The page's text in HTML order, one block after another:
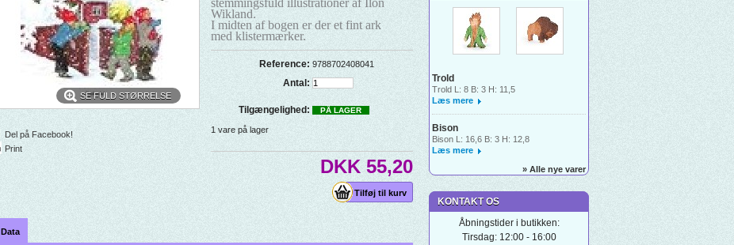
SE FULD STØRRELSE
Del på Facebook!
Print
stemmingsfuld illustrationer af Ilon
Wikland.
I midten af bogen er der et fint ark
med klistermærker.
Reference: 9788702408041
Antal:
Tilgængelighed: PÅ LAGER
1 vare på lager
DKK 55,20
Data
Trold
Trold L: 8 B: 3 H: 11,5
Læs mere
Bison
Bison L: 16,6 B: 3 H: 12,8
Læs mere
» Alle nye varer
KONTAKT OS
Åbningstider i butikken:
Tirsdag: 12:00 - 16:00